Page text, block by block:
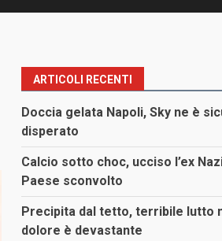
ARTICOLI RECENTI
Doccia gelata Napoli, Sky ne è
disperato
Calcio sotto choc, ucciso l’ex
Paese sconvolto
Precipita dal tetto, terribile lutto
dolore è devastante